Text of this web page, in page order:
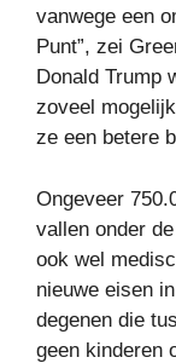
vanwege een
Punt”, zei
Donald Trump
zoveel
ze een betere
Ongeveer
vallen onder
ook wel
nieuwe eisen
degenen die
geen kinderen